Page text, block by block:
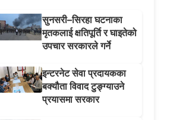
सुनसरी–सिरहा घटनाका
मृतकलाई क्षतिपूर्ति र घाइतेको
उपचार सरकारले गर्ने
इन्टरनेट सेवा प्रदायकका
बक्यौता विवाद टुङ्ग्याउने
प्रयासमा सरकार